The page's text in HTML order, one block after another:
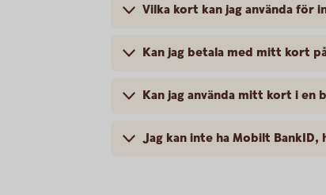
Vilka kort kan jag använda för
Kan jag betala med mitt kort
Kan jag använda mitt kort i
Jag kan inte ha Mobilt BankID,